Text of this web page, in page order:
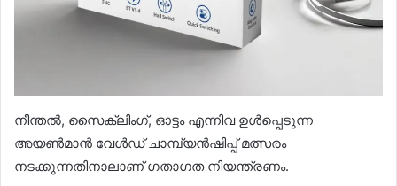
നീന്തൽ, സൈക്ലിംഗ്, ഓട്ടം എന്നിവ ഉൾപ്പെടുന്ന
അയൺമാൻ വേൾഡ് ചാമ്പ്യൻഷിപ്പ് മത്സരം
നടക്കുന്നതിനാലാണ് ഗതാഗത നിയന്ത്രണം.